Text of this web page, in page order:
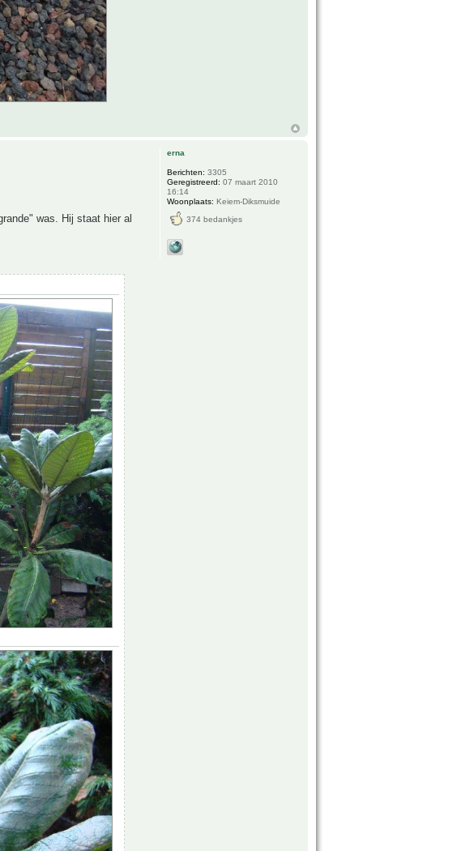
was. Hij staat hier al
erna
Berichten: 3305
Geregistreerd: 07 maart 2010
16:14
Woonplaats: Keiem-Diksmuide
374 bedankjes